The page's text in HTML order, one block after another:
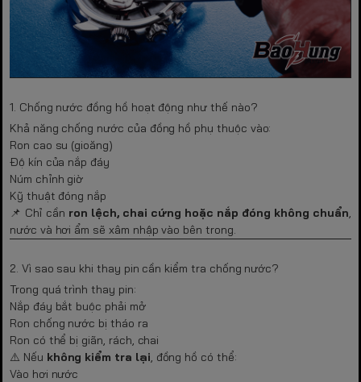
1. Chống nước đồng hồ hoạt động như thế nào?
Khả năng chống nước của đồng hồ phụ thuộc vào:
Ron cao su (gioăng)
Độ kín của nắp đáy
Núm chỉnh giờ
Kỹ thuật đóng nắp
📌 Chỉ cần ron lệch, chai cứng hoặc nắp đóng không chuẩn,
nước và hơi ẩm sẽ xâm nhập vào bên trong.
2. Vì sao sau khi thay pin cần kiểm tra chống nước?
Trong quá trình thay pin:
Nắp đáy bắt buộc phải mở
Ron chống nước bị tháo ra
Ron có thể bị giãn, rách, chai
⚠️ Nếu không kiểm tra lại, đồng hồ có thể:
Vào hơi nước